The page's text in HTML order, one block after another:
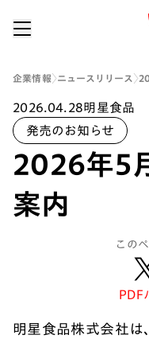
企業情報 ニュースリリース
2026.04.28明星食品
発売のお知らせ
2026年5
案内
この
PDF
明星食品株式会社は